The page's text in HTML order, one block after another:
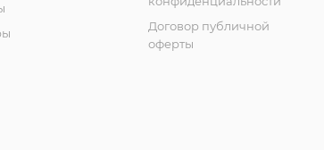
Договор публичной
оферты